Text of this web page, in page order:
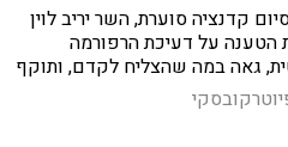
קדנציה סוערת, השר יריב לוין
הטענה על דעיכת הרפורמה
גאה במה שהצליח לקדם, ותוקף
החרדיות שמסכלות את צעדיו
שמשתפים פעולה עם